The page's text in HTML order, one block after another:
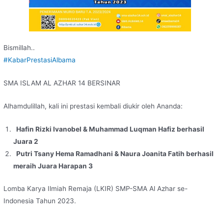
Bismillah..
#KabarPrestasiAlbama
SMA ISLAM AL AZHAR 14 BERSINAR
Alhamdulillah, kali ini prestasi kembali diukir oleh Ananda:
Hafin Rizki Ivanobel & Muhammad Luqman Hafiz berhasil
Juara 2
Putri Tsany Hema Ramadhani & Naura Joanita Fatih berhasil
meraih Juara Harapan 3
Lomba Karya Ilmiah Remaja (LKIR) SMP-SMA Al Azhar se-
Indonesia Tahun 2023.